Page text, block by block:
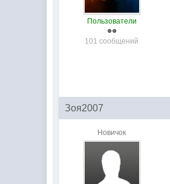
Пользователи
101 сообщений
Зоя2007
Новичок